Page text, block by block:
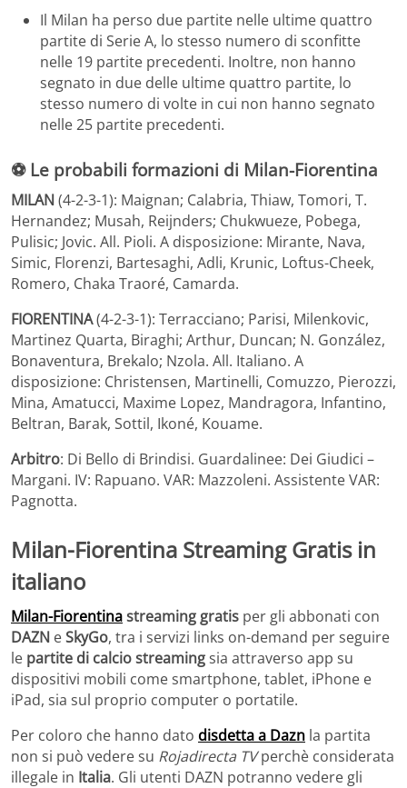
Il Milan ha perso due partite nelle ultime quattro
partite di Serie A, lo stesso numero di sconfitte
nelle 19 partite precedenti. Inoltre, non hanno
segnato in due delle ultime quattro partite, lo
stesso numero di volte in cui non hanno segnato
nelle 25 partite precedenti.
⚽ Le probabili formazioni di Milan-Fiorentina
MILAN(4-2-3-1): Maignan; Calabria, Thiaw, Tomori, T.
Hernandez; Musah, Reijnders; Chukwueze, Pobega,
Pulisic; Jovic. All. Pioli. A disposizione: Mirante, Nava,
Simic, Florenzi, Bartesaghi, Adli, Krunic, Loftus-Cheek,
Romero, Chaka Traoré, Camarda.
FIORENTINA(4-2-3-1): Terracciano; Parisi, Milenkovic,
Martinez Quarta, Biraghi; Arthur, Duncan; N. González,
Bonaventura, Brekalo; Nzola. All. Italiano. A
disposizione: Christensen, Martinelli, Comuzzo, Pierozzi,
Mina, Amatucci, Maxime Lopez, Mandragora, Infantino,
Beltran, Barak, Sottil, Ikoné, Kouame.
Arbitro: Di Bello di Brindisi. Guardalinee: Dei Giudici –
Margani. IV: Rapuano. VAR: Mazzoleni. Assistente VAR:
Pagnotta.
Milan-Fiorentina Streaming Gratis in
italiano
Milan-Fiorentinastreaming gratis per gli abbonati con
DAZN eSkyGo, tra i servizi links on-demand per seguire
le partite di calcio streamingsia attraverso app su
dispositivi mobili come smartphone, tablet, iPhone e
iPad, sia sul proprio computer o portatile.
Per coloro che hanno dato disdetta a Dazn la partita
non si può vedere su Rojadirecta TVperchè considerata
illegale in Italia. Gli utenti DAZN potranno vedere gli